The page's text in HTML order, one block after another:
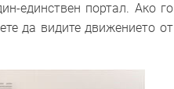
единствен портал. Ако го
да видите движението от